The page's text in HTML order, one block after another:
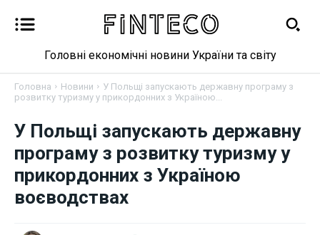
Новини
Бізнес
Фінанси
Головні економічні новини України та світу
Головна Новини
У Польщі запускають державну програму з
розвитку туризму у прикордонних з Україною...
У Польщі запускають державну
програму з розвитку туризму у
прикордонних з Україною
воєводствах